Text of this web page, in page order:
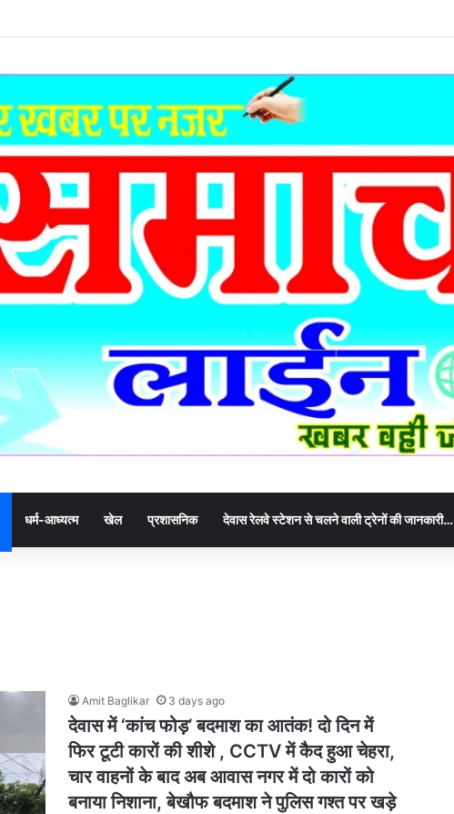
धर्म-आध्यत्म खेल प्रशासनिक देवास रेलवे स्टेशन से चलने वाली ट्रेनों की जानकारी…
Amit Baglikar 3 days ago
देवास में ‘कांच फोड़’ बदमाश का आतंक! दो दिन में
फिर टूटी कारों की शीशे , CCTV में कैद हुआ चेहरा,
चार वाहनों के बाद अब आवास नगर में दो कारों को
बनाया निशाना, बेखौफ बदमाश ने पुलिस गश्त पर खड़े